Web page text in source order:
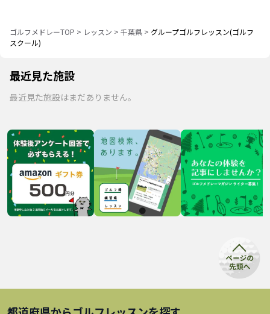
ゴルフメドレーTOP > レッスン > 千葉県 > グループゴルフレッスン(ゴルフ
スクール)
最近見た施設
最近見た施設はまだありません。